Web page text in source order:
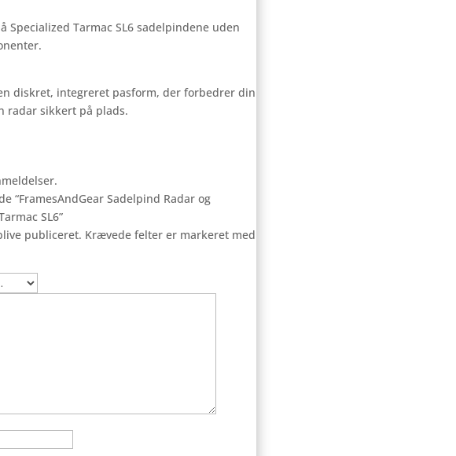
Specialized Tarmac SL6 sadelpindene uden
diskret, integreret pasform, der forbedrer din
radar sikkert på plads.
“FramesAndGear Sadelpind Radar og
SL6”
publiceret. Krævede felter er markeret med